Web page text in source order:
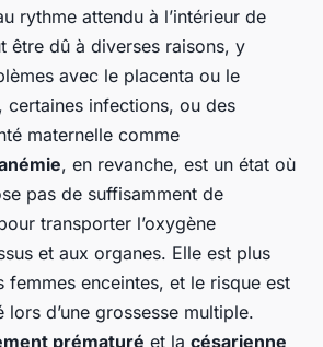
rythme attendu à l’intérieur de
être dû à diverses raisons, y
avec le placenta ou le
infections, ou des
maternelle comme
, en revanche, est un état où
pas de suffisamment de
transporter l’oxygène
et aux organes. Elle est plus
femmes enceintes, et le risque est
d’une grossesse multiple.
prématuré et la césarienne